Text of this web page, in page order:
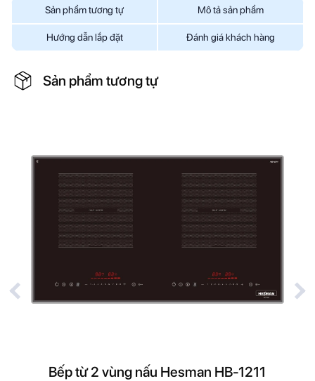
Sản phẩm tương tự Mô tả sản phẩm
Hướng dẫn lắp đặt Đánh giá khách hàng
Sản phẩm tương tự
Bếp từ 2 vùng nấu Hesman HB-1211